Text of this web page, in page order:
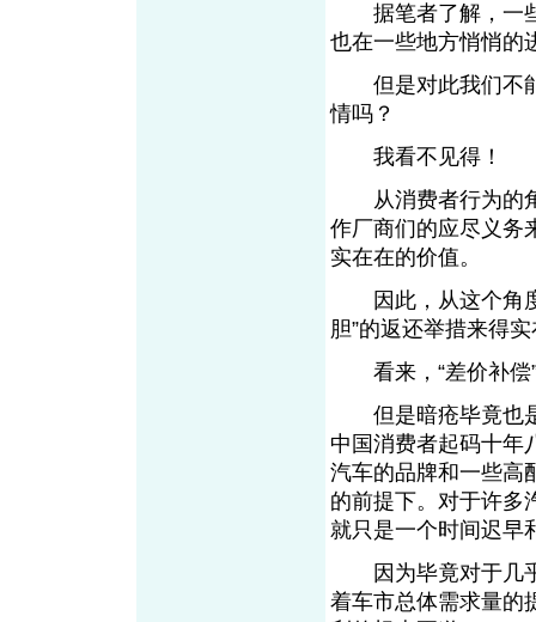
据笔者了解，一些
也在一些地方悄悄的
但是对此我们不能
情吗？
我看不见得！
从消费者行为的角
作厂商们的应尽义务
实在在的价值。
因此，从这个角度
胆”的返还举措来得
看来，“差价补偿”
但是暗疮毕竟也是
中国消费者起码十年
汽车的品牌和一些高
的前提下。对于许多
就只是一个时间迟早
因为毕竟对于几乎
着车市总体需求量的